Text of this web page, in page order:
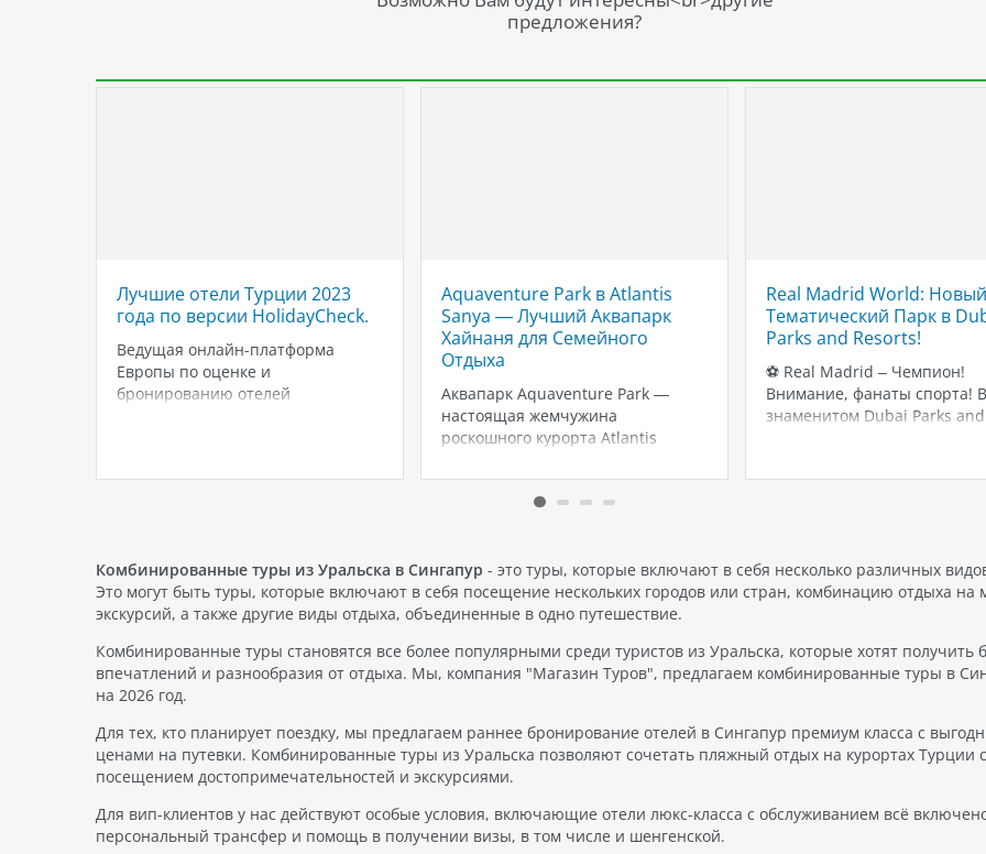
предложения?
Лучшие отели Турции 2023
года по версии HolidayCheck.
Ведущая онлайн-платформа
Европы по оценке и
бронированию отелей
Aquaventure Park в Atlantis
Sanya — Лучший Аквапарк
Хайнаня для Семейного
Отдыха
Аквапарк Aquaventure Park —
настоящая жемчужина
роскошного курорта Atlantis
живописном месте на побережье
Южно-Китайского моря. В мире
Багамах и в Санья, Хайнань.
Atlantis Sanya — это не…
Real Madrid World: Новый
Тематический Парк в
Parks and Resorts!
⚽️ Real Madrid – Чемпион!
Внимание, фанаты спорта! В
знаменитом Dubai Parks and
World. Здесь вас ждет
и почувствовать…
Комбинированные туры из Уральска в Сингапур - это туры, которые включают в себя несколько различных
Это могут быть туры, которые включают в себя посещение нескольких городов или стран, комбинацию отдыха на
экскурсий, а также другие виды отдыха, объединенные в одно путешествие.
Комбинированные туры становятся все более популярными среди туристов из Уральска, которые хотят получить
впечатлений и разнообразия от отдыха. Мы, компания "Магазин Туров", предлагаем комбинированные туры в
на 2026 год.
Для тех, кто планирует поездку, мы предлагаем раннее бронирование отелей в Сингапур премиум класса с
ценами на путевки. Комбинированные туры из Уральска позволяют сочетать пляжный отдых на курортах Турции с
посещением достопримечательностей и экскурсиями.
Для вип-клиентов у нас действуют особые условия, включающие отели люкс-класса с обслуживанием всё
персональный трансфер и помощь в получении визы, в том числе и шенгенской.